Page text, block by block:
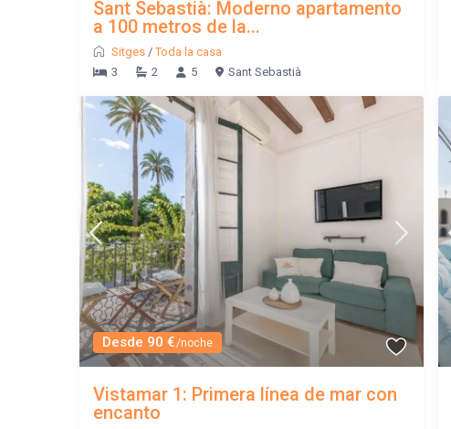
Sant Sebastià: Moderno apartamento
a 100 metros de la...
Sitges /Toda la casa
3
2 5 Sant Sebastià
Desde 90 €/noche
Vistamar 1: Primera línea de mar con
encanto